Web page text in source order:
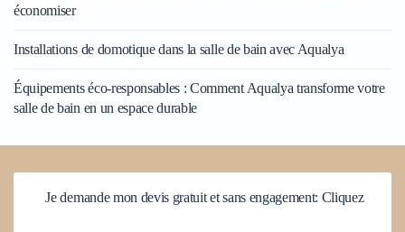
économiser
Installations de domotique dans la salle de bain avec Aqualya
Équipements éco-responsables : Comment Aqualya transforme votre
salle de bain en un espace durable
Je demande mon devis gratuit et sans engagement: Cliquez